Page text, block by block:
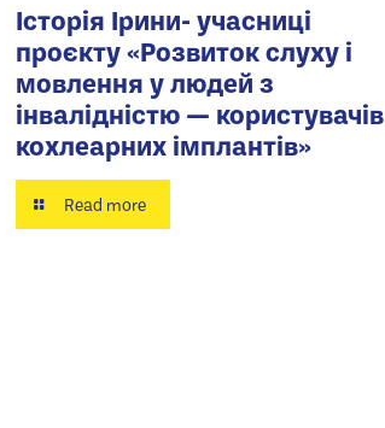
Історія Ірини- учасниці
проєкту «Розвиток слуху і
мовлення у людей з
інвалідністю — користувачів
кохлеарних імплантів»
Read more